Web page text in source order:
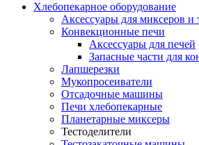
Хлебопекарное оборудование
Аксессуары для миксеров и
Конвекционные печи
Аксессуары для печей
Запасные части для
Лапшерезки
Мукопросеиватели
Отсадочные машины
Печи хлебопекарные
Планетарные миксеры
Тестоделители